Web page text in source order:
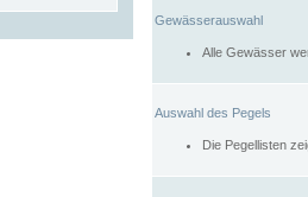
Gewässerauswahl
Alle Gewässer
Auswahl des Pegels
Die Pegellisten